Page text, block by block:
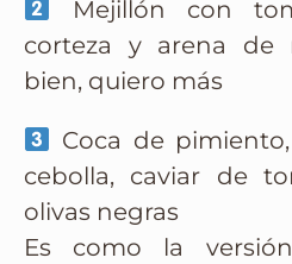
Mejillón con
corteza y arena de
bien, quiero más
Coca de
cebolla, caviar de
olivas negras
Es como la